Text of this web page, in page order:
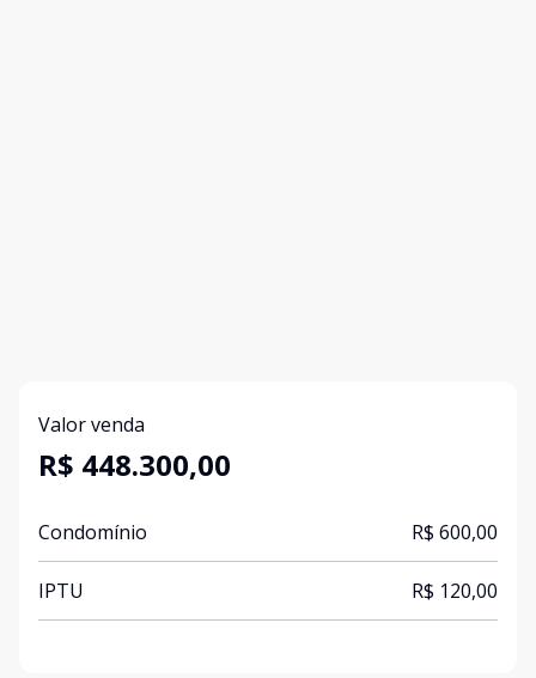
Valor venda
R$ 448.300,00
Condomínio R$ 600,00
IPTU R$ 120,00